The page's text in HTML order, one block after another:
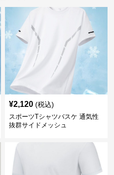
¥2,120 (税込)
スポーツTシャツバスケ 通気性
抜群サイドメッシュ